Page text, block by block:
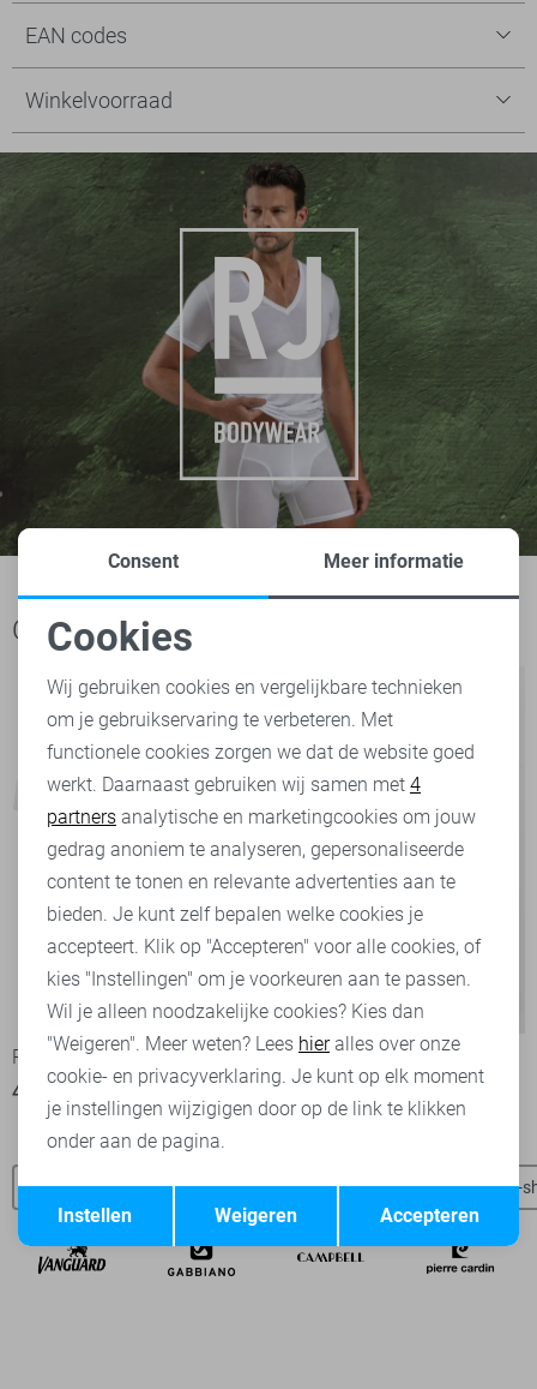
EAN codes
Winkelvoorraad
Ook het bekijken waard
RJ Bodywear T-shirt
44,95
Object Trui
39,99
RJ Bodywear t-shirts Jack & Jones t-shirts Only & Sons t-
Noodzakelijke cookies
Personalisatie cookies
Analytische cookies
Marketing cookies
Terug Opslaan
Consent Meer informatie
Cookies
Wij gebruiken cookies en vergelijkbare technieken
om je gebruikservaring te verbeteren. Met
functionele cookies zorgen we dat de website goed
werkt. Daarnaast gebruiken wij samen met 4
partners analytische en marketingcookies om jouw
gedrag anoniem te analyseren, gepersonaliseerde
content te tonen en relevante advertenties aan te
bieden. Je kunt zelf bepalen welke cookies je
accepteert. Klik op "Accepteren" voor alle cookies, of
kies "Instellingen" om je voorkeuren aan te passen.
Wil je alleen noodzakelijke cookies? Kies dan
"Weigeren". Meer weten? Lees hieralles over onze
cookie- en privacyverklaring. Je kunt op elk moment
je instellingen wijzigigen door op de link te klikken
onder aan de pagina.
Accepteren
Weigeren
Instellen